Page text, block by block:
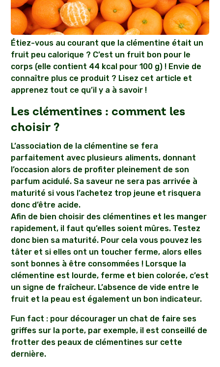
Étiez-vous au courant que la clémentine était un
fruit peu calorique ? C’est un fruit bon pour le
corps (elle contient 44 kcal pour 100 g) ! Envie de
connaître plus ce produit ? Lisez cet article et
apprenez tout ce qu’il y a à savoir !
Les clémentines : comment les
choisir ?
L’association de la clémentine se fera
parfaitement avec plusieurs aliments, donnant
l’occasion alors de profiter pleinement de son
parfum acidulé. Sa saveur ne sera pas arrivée à
maturité si vous l’achetez trop jeune et risquera
donc d’être acide.
Afin de bien choisir des clémentines et les manger
rapidement, il faut qu’elles soient mûres. Testez
donc bien sa maturité. Pour cela vous pouvez les
tâter et si elles ont un toucher ferme, alors elles
sont bonnes à être consommées ! Lorsque la
clémentine est lourde, ferme et bien colorée, c’est
un signe de fraîcheur. L’absence de vide entre le
fruit et la peau est également un bon indicateur.
Fun fact : pour décourager un chat de faire ses
griffes sur la porte, par exemple, il est conseillé de
frotter des peaux de clémentines sur cette
dernière.